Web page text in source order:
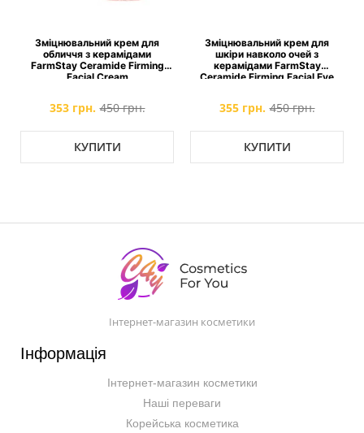
Зміцнювальний крем для
обличчя з керамідами
FarmStay Ceramide Firming
Facial Cream
353 грн. 450 грн.
КУПИТИ
Зміцнювальний крем для
шкіри навколо очей з
керамідами FarmStay
Ceramide Firming Facial Eye
355 грн. 450 грн.
КУПИТИ
Інтернет-магазин косметики
Інформація
Інтернет-магазин косметики
Наші переваги
Корейська косметика